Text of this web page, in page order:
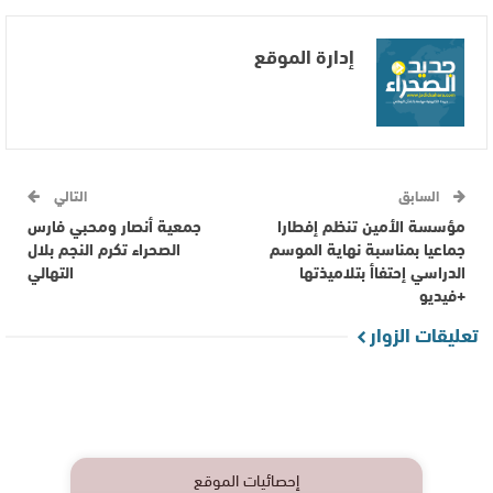
إدارة الموقع
السابق
مؤسسة الأمين تنظم إفطارا
جماعيا بمناسبة نهاية الموسم
الدراسي إحتفاأ بتلاميذتها
+فيديو
التالي
جمعية أنصار ومحبي فارس
الصحراء تكرم النجم بلال
التهالي
تعليقات الزوار
إحصائيات الموقع